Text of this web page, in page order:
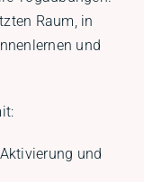
Raum, in
und
und